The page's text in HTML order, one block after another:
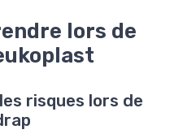
lors de
risques lors de